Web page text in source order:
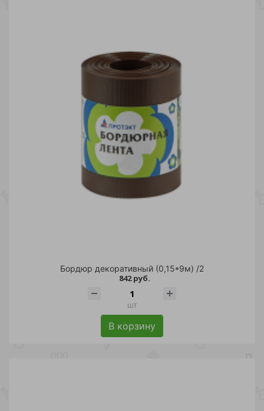
Бордюр декоративный (0,15*9м) /2
842 руб.
шт
В корзину